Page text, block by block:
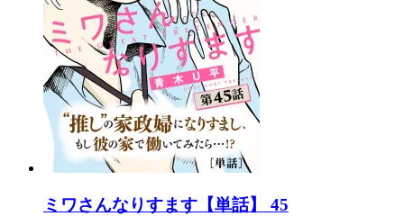
ミワさんなりすます【単話】 45